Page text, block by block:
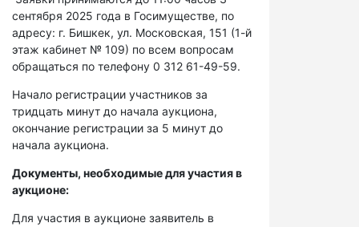
сентября 2025 года в Госимуществе, по
адресу: г. Бишкек, ул. Московская, 151 (1-й
этаж кабинет № 109) по всем вопросам
обращаться по телефону 0 312 61-49-59.
Начало регистрации участников за
тридцать минут до начала аукциона,
окончание регистрации за 5 минут до
начала аукциона.
Документы, необходимые для участия в
аукционе:
Для участия в аукционе заявитель в